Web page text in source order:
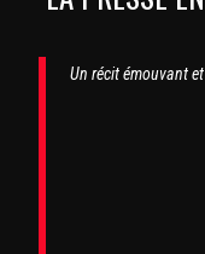
Un récit émouvant